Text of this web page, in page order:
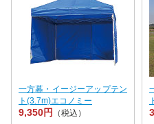
一方幕・イージーアップテン
ト(3.7m)エコノミー
9,350円 （税込）